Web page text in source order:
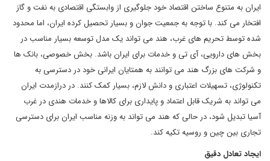
ایران به متنوع ساختن اقتصاد خود جلوگیری از وابستگی اقتصادی به نفت و گاز
افتخار می کند. با توجه به جمعیت جوان و بسیار تحصیل کرده ایران، اما محدود
شده توسط تحریم های غرب، هند می تواند یک مدل توسعه بسیار مناسب در
بخش های دارویی، آی تی و خدمات برای ایران باشد. بخش خصوصی، بانک ها
و شرکت های بزرگ هند می توانند به همتایان ایرانی خود در دسترسی به
تکنولوژی، تسهیلات اعتباری و دانش لازم، بسیار کمک کنند. در درازمدت ایران
می تواند به شریک قابل اعتماد و پایداری برای کالاها و خدمات هندی در غرب
آسیا تبدیل شود، در حالی که هند می تواند به وزنه مناسب ایران برای دسترسی
تجاری بین چین و روسیه تکیه کند.
ایجاد تعادل دقیق